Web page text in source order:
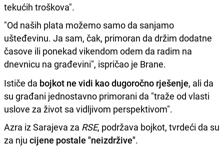
tekućih troškova".
"Od naših plata možemo samo da sanjamo
ušteđevinu. Ja sam, čak, primoran da držim dodatne
časove ili ponekad vikendom odem da radim na
dnevnicu na građevini", ispričao je Brane.
Ističe da bojkot ne vidi kao dugoročno rješenje, ali da
su građani jednostavno primorani da "traže od vlasti
uslove za život sa vidljivom perspektivom".
Azra iz Sarajeva za RSE, podržava bojkot, tvrdeći da su
za nju cijene postale "neizdržive".